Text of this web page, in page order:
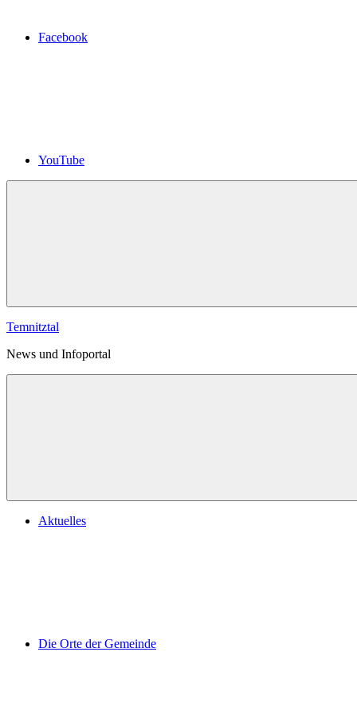
Facebook
YouTube
Temnitztal
News und Infoportal
Aktuelles
Die Orte der Gemeinde